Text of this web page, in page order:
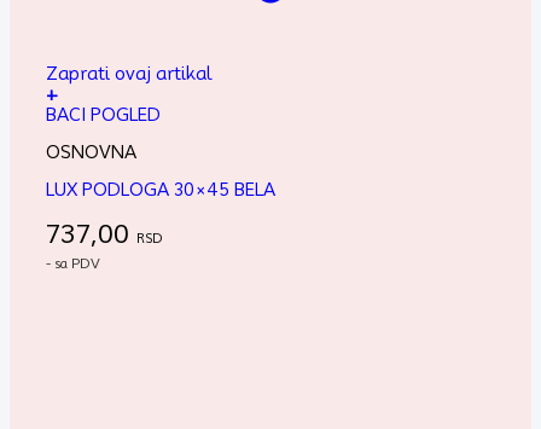
Zaprati ovaj artikal
+
BACI POGLED
OSNOVNA
LUX PODLOGA 30×45 BELA
737,00 RSD
- sa PDV